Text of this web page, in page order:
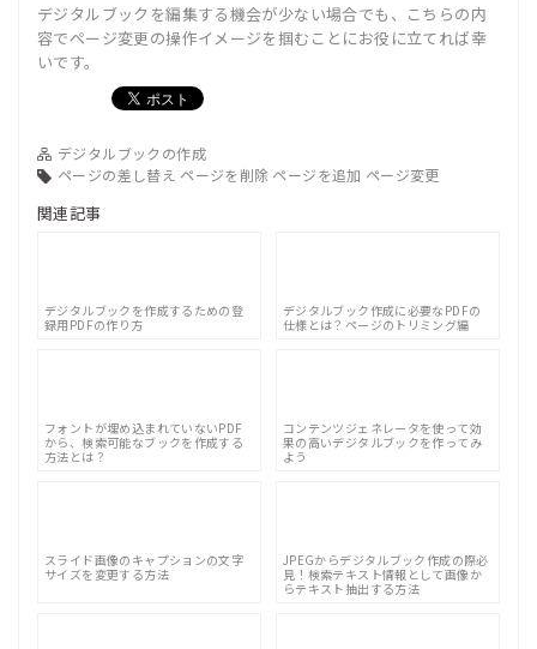
デジタルブックを編集する機会が少ない場合でも、こちらの内
容でページ変更の操作イメージを掴むことにお役に立てれば幸
いです。
デジタルブックの作成
ページの差し替え ページを削除 ページを追加 ページ変更
関連記事
デジタルブックを作成するための登
録用PDFの作り方
デジタルブック作成に必要なPDFの
仕様とは？ページのトリミング編
フォントが埋め込まれていないPDF
から、検索可能なブックを作成する
方法とは？
コンテンツジェネレータを使って効
果の高いデジタルブックを作ってみ
よう
スライド画像のキャプションの文字
サイズを変更する方法
JPEGからデジタルブック作成の際必
見！検索テキスト情報として画像か
らテキスト抽出する方法